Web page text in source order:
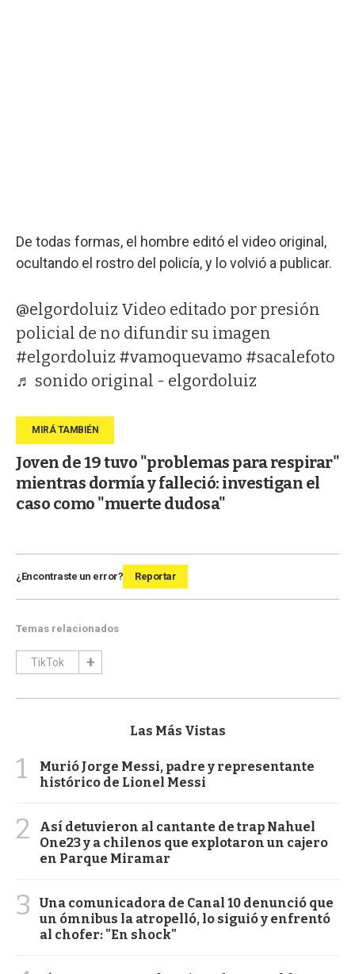
De todas formas, el hombre editó el video original,
ocultando el rostro del policía, y lo volvió a publicar.
@elgordoluiz Video editado por presión
policial de no difundir su imagen
#elgordoluiz #vamoquevamo #sacalefoto
♬ sonido original - elgordoluiz
Joven de 19 tuvo "problemas para respirar"
mientras dormía y falleció: investigan el
caso como "muerte dudosa"
¿Encontraste un error? Reportar
Temas relacionados
TikTok
Las Más Vistas
1
Murió Jorge Messi, padre y representante
histórico de Lionel Messi
2
Así detuvieron al cantante de trap Nahuel
One23 y a chilenos que explotaron un cajero
en Parque Miramar
3
Una comunicadora de Canal 10 denunció que
un ómnibus la atropelló, lo siguió y enfrentó
al chofer: "En shock"